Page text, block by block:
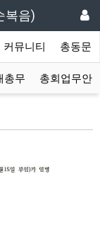
복음)
커뮤니티 총동문
총무 총회업무안